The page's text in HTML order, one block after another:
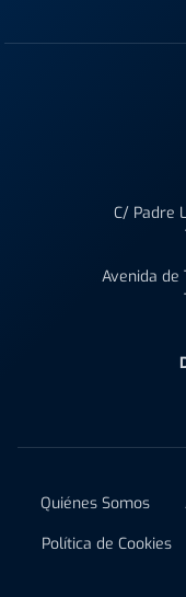
C/ Padre
Avenida de
Quiénes Somos
Política de Cookies